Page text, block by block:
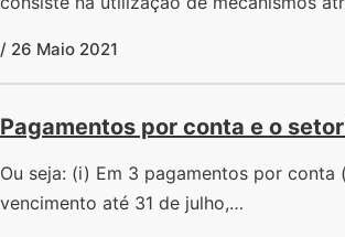
/ 26 Maio 2021
Pagamentos por conta e o
Ou seja: (i) Em 3 pagamentos por conta
vencimento até 31 de julho,…